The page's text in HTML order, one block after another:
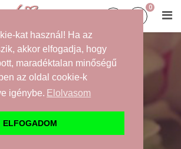
kat használ! Ha az
akkor elfogadja, hogy
maradéktalan minőségű
az oldal cookie-k
igénybe. Elolvasom
ELFOGADOM
0
Felkérők